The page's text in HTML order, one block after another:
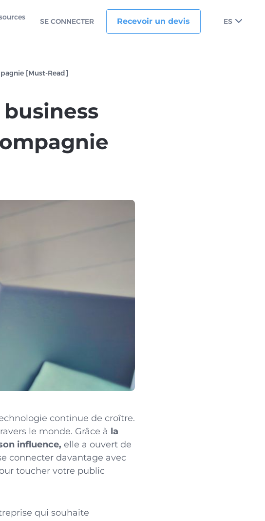
SE CONNECTER Recevoir un devis ES
[Must-Read]
continue de croître.
le monde. Grâce à la
influence, elle a ouvert de
connecter davantage avec
toucher votre public
qui souhaite